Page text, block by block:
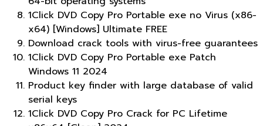
1Click DVD Copy Pro Portable exe no Virus (x86-
x64) [Windows] Ultimate FREE
Download crack tools with virus-free guarantees
1Click DVD Copy Pro Portable exe Patch
Windows 11 2024
Product key finder with large database of valid
serial keys
1Click DVD Copy Pro Crack for PC Lifetime